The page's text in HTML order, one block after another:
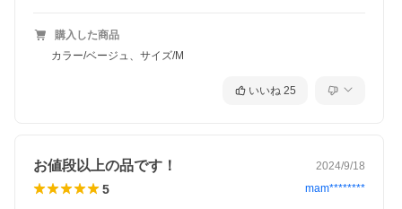
購入した商品
カラー/ベージュ、サイズ/M
いいね 25
お値段以上の品です！ 2024/9/18
5 mam********